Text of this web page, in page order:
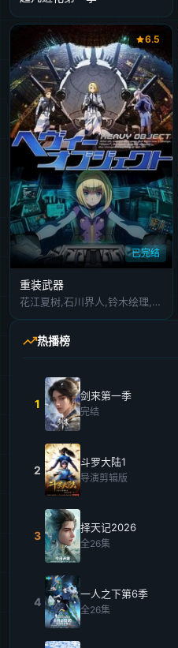
已完结
6.5
重装武器
花江夏树,石川界人,铃木绘理,伊藤静,内田真礼,横尾麻里,松本忍,山下大辉,芳野由奈,山本格,本渡枫,竹内良太,高桥未奈美,小西克幸,内匠靖明,大西沙织,小山力也,大林隆介,大久保瑠美,金元寿子,佐藤利奈,新井里美,细谷佳正,菅生隆之,木村珠莉,叶山郁美,中津真莉,水濑祈,辻亲八,斧笃,柳田淳一,手冢弘道,Lynn,千本木彩花,村中知,山崎遥,绫濑有,森奈奈子,田泽茉纯,千菅春香,大井麻利衣,东内真理子,清都亚里沙,日野麻里,内村史子,佐佐健太,相马康一,杉崎亮,石谷春贵,滨野大辉,室元气,绵贯龙之介
热播榜
1
剑来第一季
完结
2
斗罗大陆1
导演剪辑版
3
择天记2026
全26集
4
一人之下第6季
全26集